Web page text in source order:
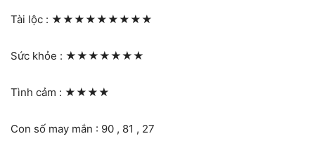
Tài lộc : ★★★★★★★★★
Sức khỏe : ★★★★★★★
Tình cảm : ★★★★
Con số may mắn : 90 , 81 , 27